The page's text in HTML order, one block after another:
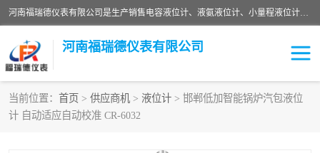
河南福瑞德仪表有限公司是生产销售电容液位计、液氨液位计、小量程液位计定制、智能锅炉水位计、液氮液位计等；并在产品开发、研制的过程中，吸取国内外仪器仪表的技术精华，建立了一支高、精、尖的科研开发队伍，使产品性能不断升级。
河南福瑞德仪表有限公司
当前位置： 首页 > 供应商机 > 液位计 > 邯郸低加智能锅炉汽包液位
计 自动适应自动校准 CR-6032
液位计